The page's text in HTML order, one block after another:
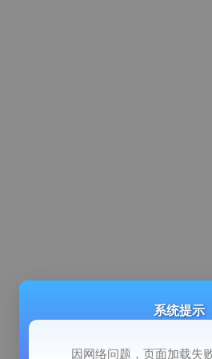
系统提示
因网络问题，页面加载失